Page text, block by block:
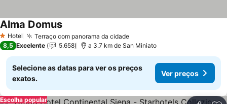
1 Estrelas
Hotel Terraço com panorama da cidade
Alma Domus
8,5 Excelente 5.658 a 3.7 km de San Miniato
Selecione as datas para ver os preços
exatos.
Ver preços
Escolha popular